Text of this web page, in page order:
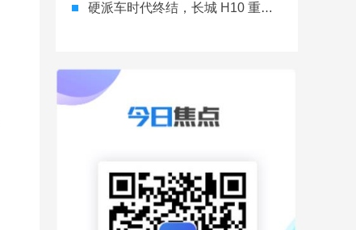
硬派车时代终结，长城 H10 重新洗牌